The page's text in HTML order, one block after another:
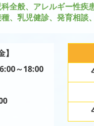
全般、アレルギー性疾
、乳児健診、発育相談
】
:00～18:00